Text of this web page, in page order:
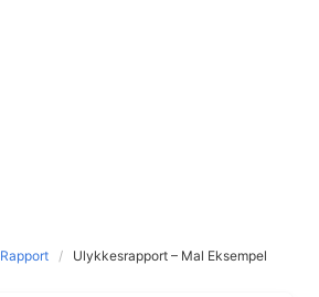
Rapport Ulykkesrapport – Mal Eksempel